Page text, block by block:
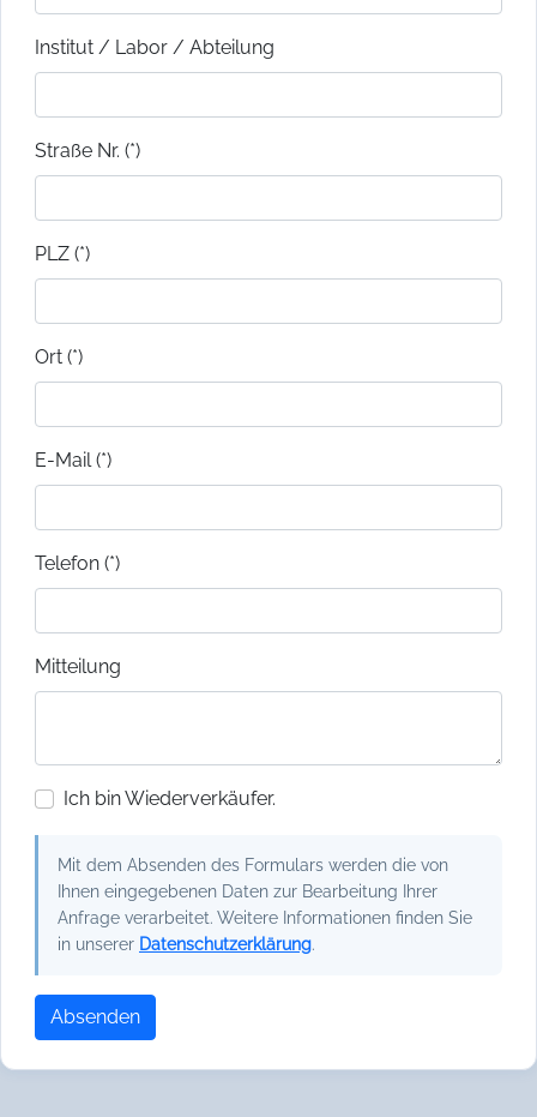
Institut / Labor / Abteilung
Straße Nr. (*)
PLZ (*)
Ort (*)
E-Mail (*)
Telefon (*)
Mitteilung
Ich bin Wiederverkäufer.
Mit dem Absenden des Formulars werden die von
Ihnen eingegebenen Daten zur Bearbeitung Ihrer
Anfrage verarbeitet. Weitere Informationen finden Sie
in unserer Datenschutzerklärung.
Absenden